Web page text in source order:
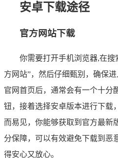
安卓下载途径
官方网站下载
你需要打开手机浏览器,在搜
方网站”，然后仔细甄别，确保
官网首页后，通常会有一个十分
钮，接着选择安卓版本进行下载
而易见，你能够获取到官方最新
分保障，可以有效避免下载到恶
得安心又放心。